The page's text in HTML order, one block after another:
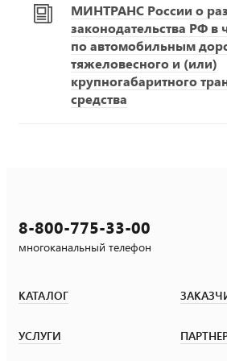
МИНТРАНС России о
законодательства РФ в
по автомобильным
тяжеловесного и (или)
крупногабаритного
средства
8-800-775-33-00
многоканальный телефон
КАТАЛОГ
УСЛУГИ